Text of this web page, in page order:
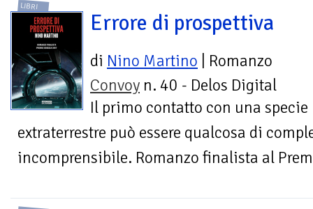
LIBRI
Errore di prospettiva
di Nino Martino | Romanzo
Convoy n. 40 - Delos Digital
Il primo contatto con una specie
extraterrestre può essere qualcosa di
incomprensibile. Romanzo finalista al